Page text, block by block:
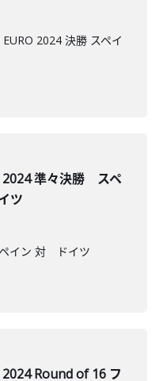
2024 決勝 スペイ
2024 準々決勝 スペ
ツ
イン 対 ドイツ
2024 Round of 16 フ